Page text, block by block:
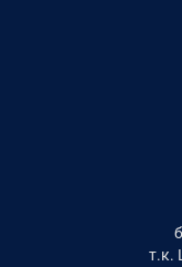
т.к.